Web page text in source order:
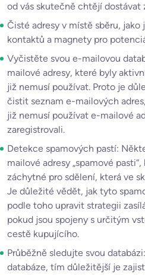
od vás skutečně chtějí dostávat
Čisté adresy v místě sběru,
kontaktů a magnety pro
Vyčistěte svou e-mailovou
mailové adresy, které byly
již nemusí používat. Proto je
čistit seznam e-mailových
již nemusí používat e-mailové
zaregistrovali.
Detekce spamových pastí:
mailové adresy „spamové
záchytné pro sdělení, která ve
Je důležité vědět, jak tyto
podle toho upravit strategii
pokud jsou spojeny s určitým
cestě kupujícího.
Průběžně sledujte svou
databáze, tím důležitější je